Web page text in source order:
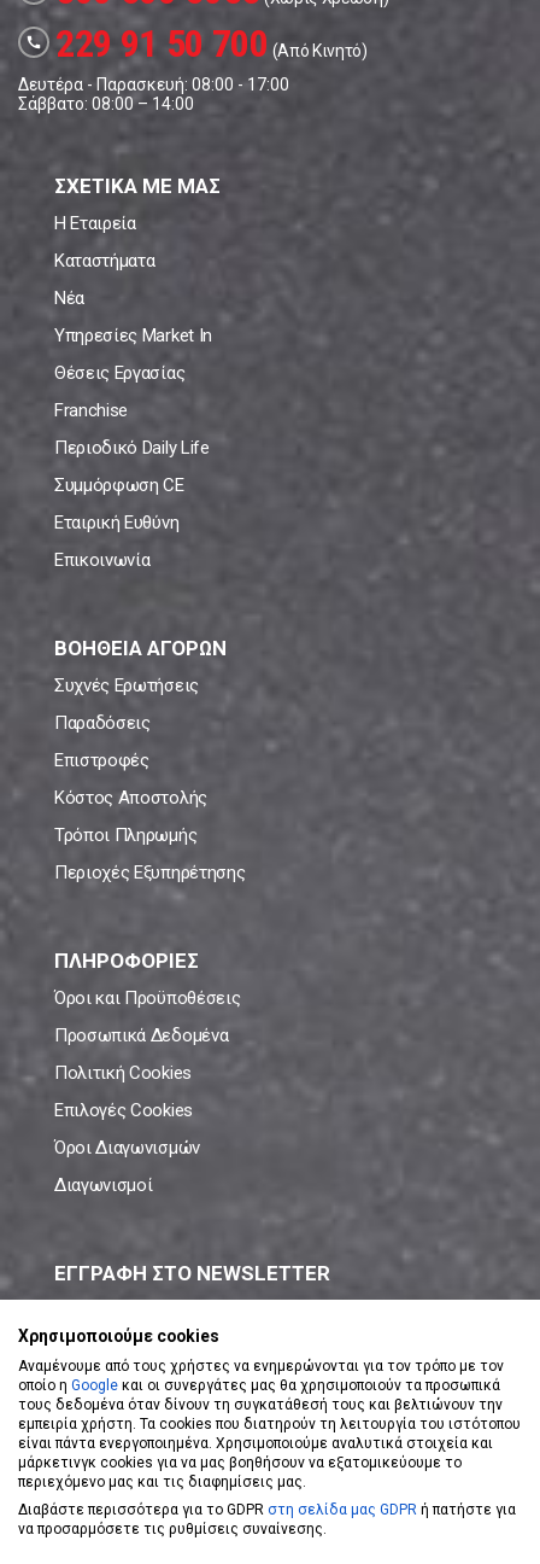
call 229 91 50 700 (Από Κινητό)
Δευτέρα - Παρασκευή: 08:00 - 17:00
Σάββατο: 08:00 – 14:00
ΣΧΕΤΙΚΑ ΜΕ ΜΑΣ
Η Εταιρεία
Καταστήματα
Νέα
Υπηρεσίες Market In
Θέσεις Εργασίας
Franchise
Περιοδικό Daily Life
Συμμόρφωση CE
Εταιρική Ευθύνη
Επικοινωνία
ΒΟΗΘΕΙΑ ΑΓΟΡΩΝ
Συχνές Ερωτήσεις
Παραδόσεις
Επιστροφές
Κόστος Αποστολής
Τρόποι Πληρωμής
Περιοχές Εξυπηρέτησης
ΠΛΗΡΟΦΟΡΙΕΣ
Όροι και Προϋποθέσεις
Προσωπικά Δεδομένα
Πολιτική Cookies
Επιλογές Cookies
Όροι Διαγωνισμών
Διαγωνισμοί
ΕΓΓΡΑΦΗ ΣΤΟ NEWSLETTER
ΕΓΓΡΑΦΗ ΣΤΟ NEWSLETTER
Αποδέχομαι τουςΌρους Χρήσης
Χρησιμοποιούμε cookies
Αναμένουμε από τους χρήστες να ενημερώνονται για τον τρόπο με τον
οποίο η Google και οι συνεργάτες μας θα χρησιμοποιούν τα προσωπικά
τους δεδομένα όταν δίνουν τη συγκατάθεσή τους και βελτιώνουν την
εμπειρία χρήστη. Τα cookies που διατηρούν τη λειτουργία του ιστότοπου
είναι πάντα ενεργοποιημένα. Χρησιμοποιούμε αναλυτικά στοιχεία και
μάρκετινγκ cookies για να μας βοηθήσουν να εξατομικεύουμε το
περιεχόμενο μας και τις διαφημίσεις μας.
Διαβάστε περισσότερα για το GDPR στη σελίδα μας GDPR ή πατήστε για
να προσαρμόσετε τις ρυθμίσεις συναίνεσης.